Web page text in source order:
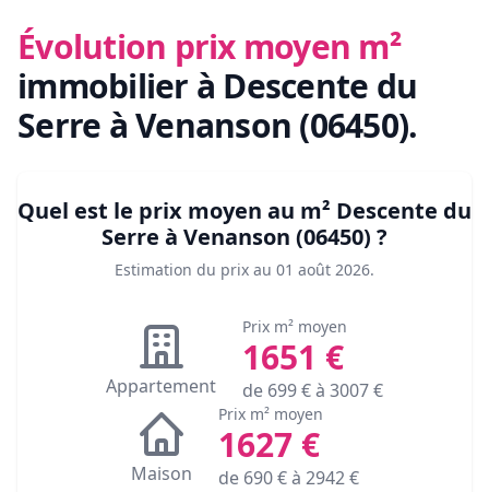
Évolution prix moyen m²
immobilier à Descente du
Serre à Venanson (06450).
Quel est le prix moyen au m² Descente du
Serre à Venanson (06450) ?
Estimation du prix au 01 août 2026.
Appartement
Prix m² moyen
1651 €
de 699€ à 3007€
Maison
Prix m² moyen
1627€
de 690€ à 2942€